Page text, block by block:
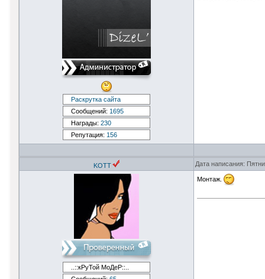
Раскрутка сайта
Сообщений: 1695
Награды: 230
Репутация: 156
KOTT Дата написания:
..::кРуТой МоДеР::..
Монтаж.